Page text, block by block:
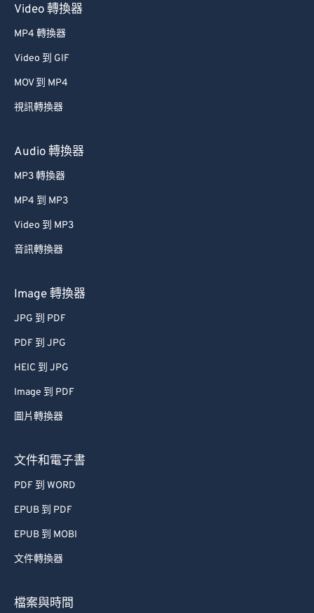
Video 轉換器
MP4 轉換器
Video 到 GIF
MOV 到 MP4
視訊轉換器
Audio 轉換器
MP3 轉換器
MP4 到 MP3
Video 到 MP3
音訊轉換器
Image 轉換器
JPG 到 PDF
PDF 到 JPG
HEIC 到 JPG
Image 到 PDF
圖片轉換器
文件和電子書
PDF 到 WORD
EPUB 到 PDF
EPUB 到 MOBI
文件轉換器
檔案與時間